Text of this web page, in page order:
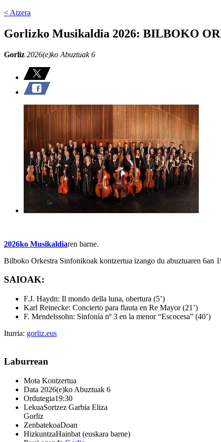
< Atzera
Gorlizko Musikaldia 2026: BILBOKO
Gorliz 2026(e)ko Abuztuak 6
2026ko Musikaldiaren barne.
Bilboko Orkestra Sinfonikoak kontzertua izango du abuztuaren 6an
SAIOAK:
F.J. Haydn: Il mondo della luna, obertura (5’)
Karl Reinecke: Concierto para flauta en Re Mayor (21’)
F. Mendelssohn: Sinfonía nº 3 en la menor “Escocesa” (40’)
Iturria: gorliz.eus
Laburrean
Mota Kontzertua
Data 2026(e)ko Abuztuak 6
Ordutegia19:30
LekuaSortzez Garbia Eliza
Gorliz
ZenbatekoaDoan
HizkuntzaHainbat (euskara barne)